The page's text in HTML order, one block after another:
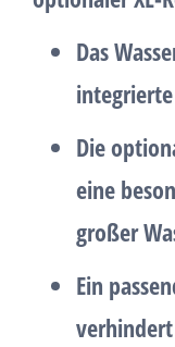
Das
Die
eine
großer
Ein